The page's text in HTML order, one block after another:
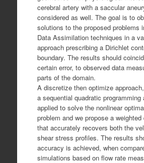
cerebral artery with a saccular
considered as well. The goal is to
solutions to the proposed problems
Data Assimilation techniques in a
approach prescribing a Dirichlet
boundary. The results should
certain error, to observed data
parts of the domain.
A discretize then optimize
a sequential quadratic programming
applied to solve the nonlinear
problem and we propose a
that accurately recovers both the
shear stress profiles. The results
accuracy is achieved, when
simulations based on flow rate